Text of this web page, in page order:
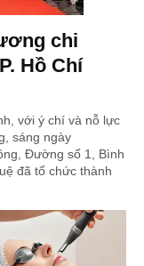
chi
Hồ Chí
với ý chí và nỗ lực
sáng ngày
Đường số 1, Bình
đã tổ chức thành